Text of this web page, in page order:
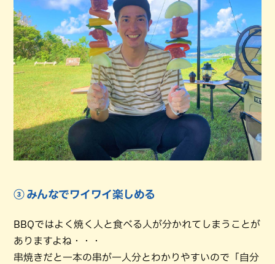
③ みんなでワイワイ楽しめる
BBQではよく焼く人と食べる人が分かれてしまうことが
ありますよね・・・
串焼きだと一本の串が一人分とわかりやすいので「自分